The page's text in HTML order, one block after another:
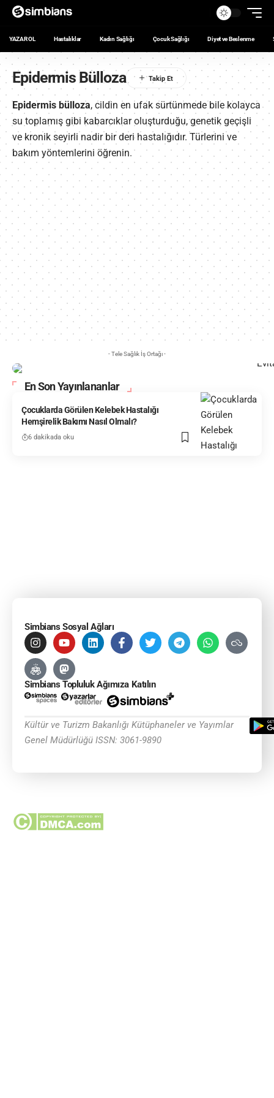
YAZAR OL Hastalıklar Kadın Sağlığı Çocuk Sağlığı Diyet ve Beslenme
Epidermis Bülloza
Epidermis bülloza, cildin en ufak sürtünmede bile kolayca
su toplamış gibi kabarcıklar oluşturduğu, genetik geçişli
ve kronik seyirli nadir bir deri hastalığıdır. Türlerini ve
bakım yöntemlerini öğrenin.
- Tele Sağlık İş Ortağı -
En Son Yayınlananlar
Çocuklarda Görülen Kelebek Hastalığı
Hemşirelik Bakımı Nasıl Olmalı?
6 dakikada oku
Simbians Sosyal Ağları
Simbians Topluluk Ağımıza Katılın
Kültür ve Turizm Bakanlığı Kütüphaneler ve Yayımlar
Genel Müdürlüğü ISSN: 3061-9890